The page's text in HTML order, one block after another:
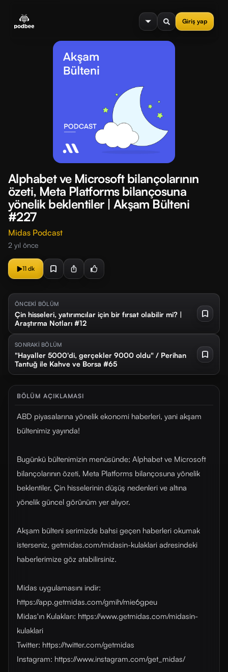
Giriş yap
menu
Alphabet ve Microsoft bilançolarının
özeti, Meta Platforms bilançosuna
yönelik beklentiler | Akşam Bülteni
#227
Midas Podcast
2 yıl önce
11 dk
ÖNCEKİ BÖLÜM
Çin hisseleri, yatırımcılar için bir fırsat olabilir mi? |
Araştırma Notları #12
SONRAKİ BÖLÜM
"Hayaller 5000'di, gerçekler 9000 oldu" / Perihan
Tantuğ ile Kahve ve Borsa #65
BÖLÜM AÇIKLAMASI
ABD piyasalarına yönelik ekonomi haberleri, yani akşam
bültenimiz yayında!
Bugünkü bültenimizin menüsünde; Alphabet ve Microsoft
bilançolarının özeti, Meta Platforms bilançosuna yönelik
beklentiler, Çin hisselerinin düşüş nedenleri ve altına
yönelik güncel görünüm yer alıyor.
Akşam bülteni serimizde bahsi geçen haberleri okumak
isterseniz, getmidas.com/midasin-kulaklari adresindeki
haberlerimize göz atabilirsiniz.
Midas uygulamasını indir:
https://app.getmidas.com/gmih/mie6gpeu
Midas'ın Kulakları: https://www.getmidas.com/midasin-
kulaklari
Twitter: https://twitter.com/getmidas
Instagram: https://www.instagram.com/get_midas/